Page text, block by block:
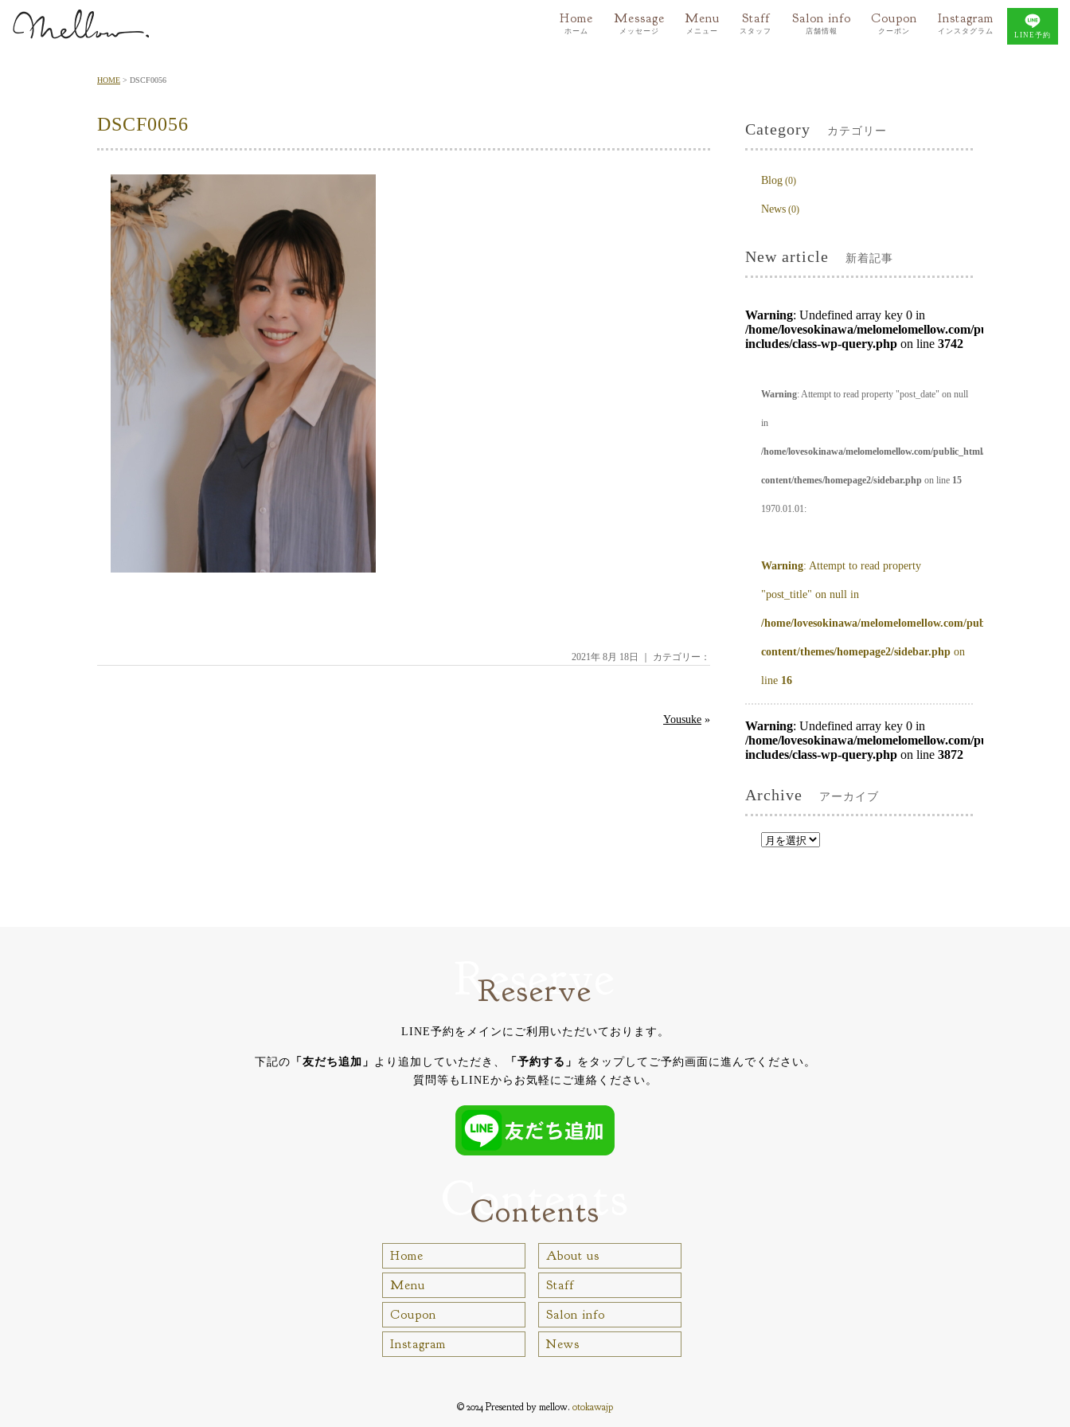
Home
ホーム
Message
メッセージ
Menu
メニュー
Staff
スタッフ
Salon info
店舗情報
Coupon
クーポン
Instagram
インスタグラム LINE予約
HOME DSCF0056
DSCF0056
2021年 8月 18日 ｜ カテゴリー：
Yousuke »
Category カテゴリー
Blog (0)
News (0)
New article 新着記事
Warning: Undefined array key 0 in
/home/lovesokinawa/melomelomellow.com/public_html/wp-
includes/class-wp-query.php on line 3742
Warning: Attempt to read property "post_date" on null
in
/home/lovesokinawa/melomelomellow.com/public_html/wp-
content/themes/homepage2/sidebar.php on line 15
1970.01.01:
Warning: Attempt to read property
"post_title" on null in
/home/lovesokinawa/melomelomellow.com/public_html/wp-
content/themes/homepage2/sidebar.php on
line 16
Warning: Undefined array key 0 in
/home/lovesokinawa/melomelomellow.com/public_html/wp-
includes/class-wp-query.php on line 3872
Archive アーカイブ
Reserve
Reserve
LINE予約をメインにご利用いただいております。
下記の 「友だち追加」 より追加していただき、 「予約する」 をタップしてご予約画面に進んでください。
質問等もLINEからお気軽にご連絡ください。
Contents
Contents
Home
About us
Menu
Staff
Coupon
Salon info
Instagram
News
© 2024 Presented by mellow. otokawajp